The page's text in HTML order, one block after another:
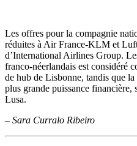
Les offres pour la compagnie
réduites à Air France-KLM et
d’International Airlines Group.
franco-néerlandais est considéré
de hub de Lisbonne, tandis que
plus grande puissance financière,
Lusa.
– Sara Curralo Ribeiro